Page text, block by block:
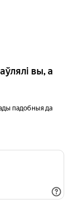
вы, а
падобныя да